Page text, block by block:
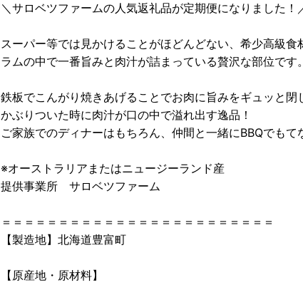
＼サロベツファームの人気返礼品が定期便になりました！
スーパー等では見かけることがほどんどない、希少高級食
ラムの中で一番旨みと肉汁が詰まっている贅沢な部位です。
鉄板でこんがり焼きあげることでお肉に旨みをギュッと閉
かぶりついた時に肉汁が口の中で溢れ出す逸品！
ご家族でのディナーはもちろん、仲間と一緒にBBQでもて
※オーストラリアまたはニュージーランド産
提供事業所 サロベツファーム
＝＝＝＝＝＝＝＝＝＝＝＝＝＝＝＝＝＝＝＝＝＝＝＝
【製造地】北海道豊富町
【原産地・原材料】